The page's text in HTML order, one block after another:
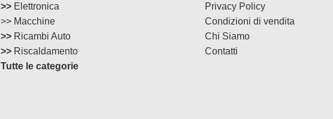
>>Elettronica
>> Macchine
>>Ricambi Auto
>>Riscaldamento
Tutte le categorie
Privacy Policy
Condizioni di vendita
Chi Siamo
Contatti